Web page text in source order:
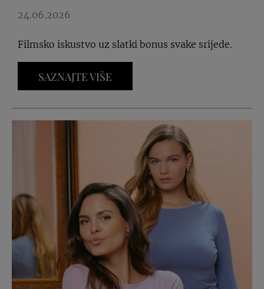
24.06.2026
Filmsko iskustvo uz slatki bonus svake srijede.
SAZNAJTE VIŠE